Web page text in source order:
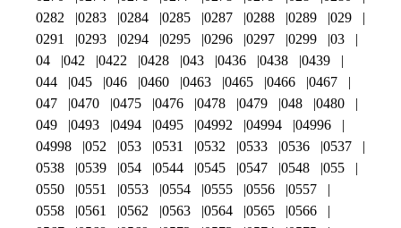
0282
0283 0284 0285 0287 0288 0289
029
0291
0293 0294 0295 0296 0297 0299
03
04
042 0422 0428 043 0436 0438
0439
044
045 046 0460 0463 0465 0466
0467
047
0470 0475 0476 0478 0479 048
0480
049
0493 0494 0495 04992 04994
04996
04998
052 053 0531 0532 0533 0536
0537
0538
0539 054 0544 0545 0547 0548
055
0550
0551 0553 0554 0555 0556
0557
0558
0561 0562 0563 0564 0565
0566